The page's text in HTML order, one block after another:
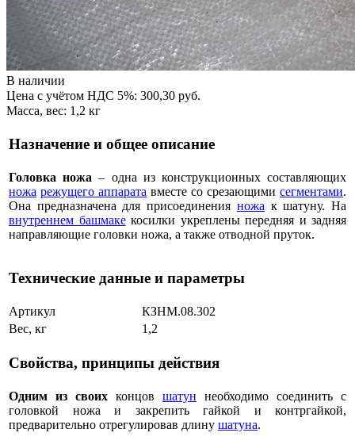
В наличии
Цена с учётом НДС 5%: 300,30 руб.
Масса, вес: 1,2 кг
Назначение и общее описание
Головка ножа – одна из конструкционных составляющих
ножа режущего аппарата вместе со срезающими сегментами.
Она предназначена для присоединения ножа к шатуну. На
внутреннем башмакекосилки укреплены передняя и задняя
направляющие головки ножа, а также отводной пруток.
Технические данные и параметры
Артикул
КЗНМ.08.302
Вес, кг
1,2
Свойства, принципы действия
Одним из своих концов шатун необходимо соединить с
головкой ножа и закрепить гайкой и контргайкой,
предварительно отрегулировав длину шатуна.